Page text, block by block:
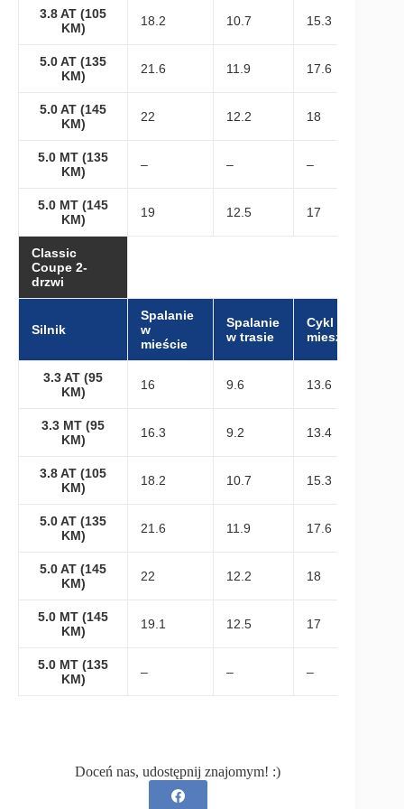
3.8 AT (105
KM)
18.2 10.7 15.3
5.0 AT (135
KM)
21.6 11.9 17.6
5.0 AT (145
KM)
22 12.2 18
5.0 MT (135
KM)
– – –
5.0 MT (145
KM)
19 12.5 17
Classic
Coupe 2-
drzwi
Silnik
Spalanie
w
mieście
Spalanie
w trasie
Cykl
mieszany
3.3 AT (95
KM)
16 9.6 13.6
3.3 MT (95
KM)
16.3 9.2 13.4
3.8 AT (105
KM)
18.2 10.7 15.3
5.0 AT (135
KM)
21.6 11.9 17.6
5.0 AT (145
KM)
22 12.2 18
5.0 MT (145
KM)
19.1 12.5 17
5.0 MT (135
KM)
– – –
Doceń nas, udostępnij znajomym! :)